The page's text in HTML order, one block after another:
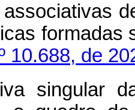
formadas
10.688, de
singular